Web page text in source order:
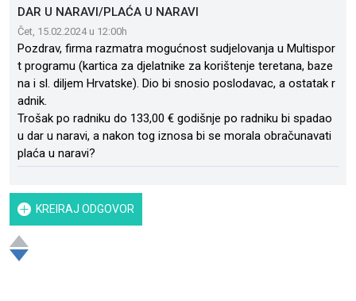
DAR U NARAVI/PLAĆA U NARAVI
Čet, 15.02.2024 u 12:00h
Pozdrav, firma razmatra mogućnost sudjelovanja u Multispor
t programu (kartica za djelatnike za korištenje teretana, baze
na i sl. diljem Hrvatske). Dio bi snosio poslodavac, a ostatak r
adnik.
Trošak po radniku do 133,00 € godišnje po radniku bi spadao
u dar u naravi, a nakon tog iznosa bi se morala obračunavati
plaća u naravi?
KREIRAJ ODGOVOR